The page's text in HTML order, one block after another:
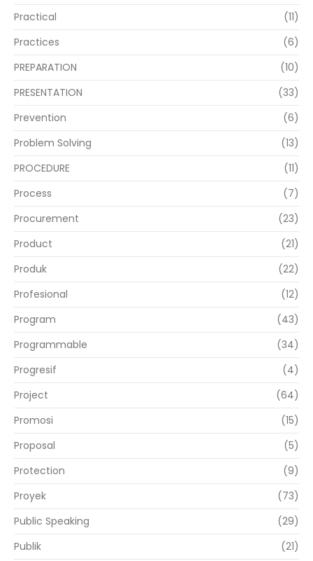
Practical
(11)
Practices
(6)
PREPARATION
(10)
PRESENTATION
(33)
Prevention
(6)
Problem Solving
(13)
PROCEDURE
(11)
Process
(7)
Procurement
(23)
Product
(21)
Produk
(22)
Profesional
(12)
Program
(43)
Programmable
(34)
Progresif
(4)
Project
(64)
Promosi
(15)
Proposal
(5)
Protection
(9)
Proyek
(73)
Public Speaking
(29)
Publik
(21)